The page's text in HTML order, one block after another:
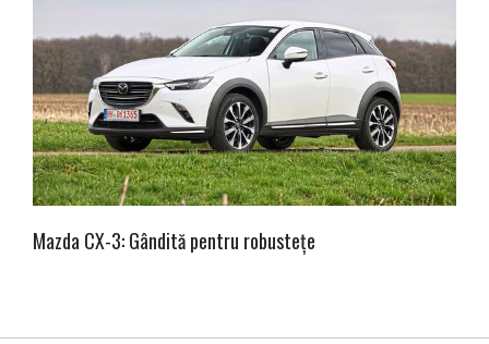
Mazda CX-3: Gândită pentru robustețe